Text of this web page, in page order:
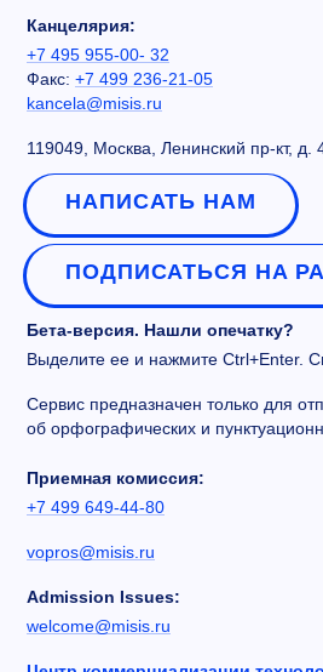
Канцелярия:
+7 495 955-00- 32
Факс: +7 499 236-21-05
kancela@misis.ru
119049, Москва, Ленинский пр-кт, д.
НАПИСАТЬ НАМ
ПОДПИСАТЬСЯ НА
Бета-версия. Нашли опечатку?
Выделите ее и нажмите Ctrl+Enter.
Сервис предназначен только для
об орфографических и
Приемная комиссия:
+7 499 649-44-80
vopros@misis.ru
Admission Issues:
welcome@misis.ru